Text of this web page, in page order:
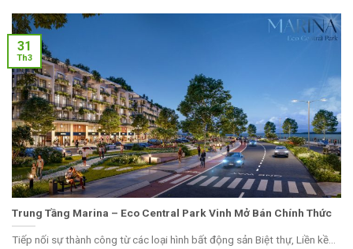
Trung Tầng Marina – Eco Central Park Vinh Mở Bán Chính Thức
Tiếp nối sự thành công từ các loại hình bất động sản Biệt thự, Liền kề…
31
Th3